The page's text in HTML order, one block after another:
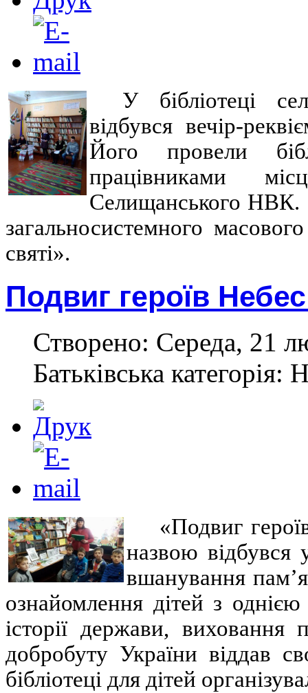
У бібліотеці
відбувся вечір-
Його провели
працівниками
Селищанського НВК.
загальносистемного
святі».
Подвиг героїв
Створено: Середа, 21
Батьківська категорія:
«Подвиг
назвою відбувся
вшанування
ознайомлення дітей з однією
історії держави,
добробуту України віддав
бібліотеці для дітей